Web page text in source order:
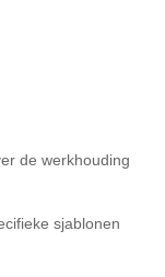
de werkhouding
sjablonen